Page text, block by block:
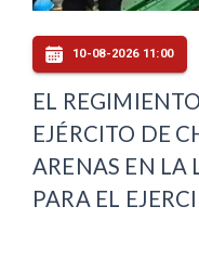
10-08-2026 11:00
EL
EJÉRCITO DE
ARENAS EN LA
PARA EL